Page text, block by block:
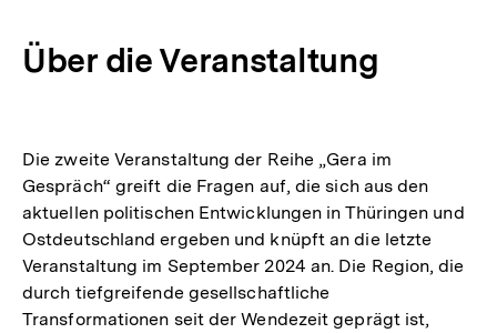
Über die Veranstaltung
Die zweite Veranstaltung der Reihe „Gera im
Gespräch“ greift die Fragen auf, die sich aus den
aktuellen politischen Entwicklungen in Thüringen und
Ostdeutschland ergeben und knüpft an die letzte
Veranstaltung im September 2024 an. Die Region, die
durch tiefgreifende gesellschaftliche
Transformationen seit der Wendezeit geprägt ist,